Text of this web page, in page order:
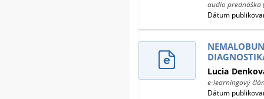
audio prednáška
Dátum
Lucia
e-learningový
Dátum